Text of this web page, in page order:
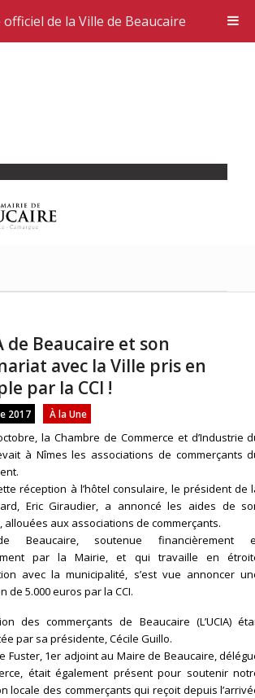
de Beaucaire et son
avec la Ville pris en
par la CCI !
2017 À la Une
la Chambre de Commerce et d’Industrie
à Nîmes les associations de commerçants
réception à l’hôtel consulaire, le président de
Eric Giraudier, a annoncé les aides de
allouées aux associations de commerçants.
de Beaucaire, soutenue financièrement
par la Mairie, et qui travaille en
avec la municipalité, s’est vue annoncer
de 5.000 euros par la CCI.
des commerçants de Beaucaire (L’UCIA)
par sa présidente, Cécile Guillo.
Fuster, 1er adjoint au Maire de Beaucaire,
était également présent pour soutenir
locale des commerçants qui reçoit depuis
officiel de la Ville de Beaucaire